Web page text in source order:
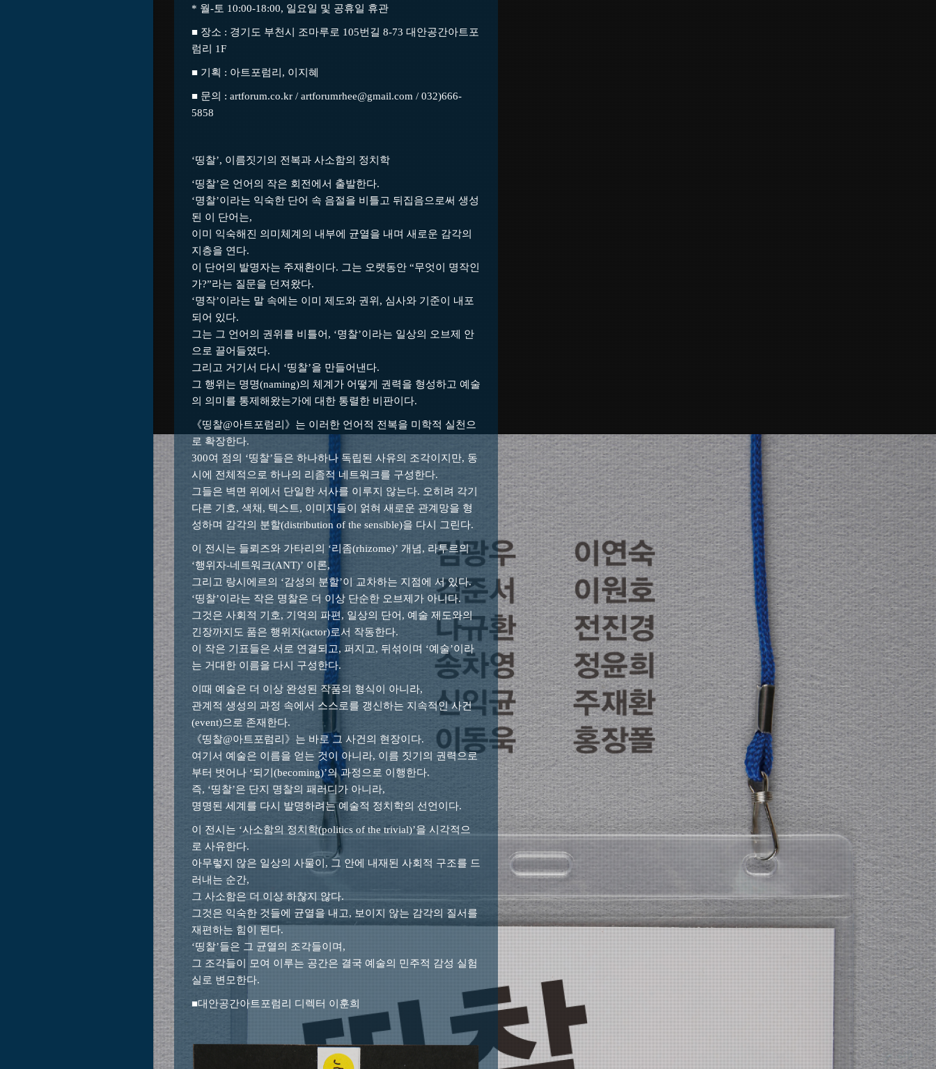
* 월-토 10:00-18:00, 일요일 및 공휴일 휴관
■ 장소 : 경기도 부천시 조마루로 105번길 8-73 대안공간아트포
럼리 1F
■ 기획 : 아트포럼리, 이지혜
■ 문의 : artforum.co.kr / artforumrhee@gmail.com / 032)666-
5858
‘띵찰’, 이름짓기의 전복과 사소함의 정치학
‘띵찰’은 언어의 작은 회전에서 출발한다.
‘명찰’이라는 익숙한 단어 속 음절을 비틀고 뒤집음으로써 생성
된 이 단어는,
이미 익숙해진 의미체계의 내부에 균열을 내며 새로운 감각의
지층을 연다.
이 단어의 발명자는 주재환이다. 그는 오랫동안 “무엇이 명작인
가?”라는 질문을 던져왔다.
‘명작’이라는 말 속에는 이미 제도와 권위, 심사와 기준이 내포
되어 있다.
그는 그 언어의 권위를 비틀어, ‘명찰’이라는 일상의 오브제 안
으로 끌어들였다.
그리고 거기서 다시 ‘띵찰’을 만들어낸다.
그 행위는 명명(naming)의 체계가 어떻게 권력을 형성하고 예술
의 의미를 통제해왔는가에 대한 통렬한 비판이다.
《띵찰@아트포럼리》는 이러한 언어적 전복을 미학적 실천으
로 확장한다.
300여 점의 ‘띵찰’들은 하나하나 독립된 사유의 조각이지만, 동
시에 전체적으로 하나의 리좀적 네트워크를 구성한다.
그들은 벽면 위에서 단일한 서사를 이루지 않는다. 오히려 각기
다른 기호, 색채, 텍스트, 이미지들이 얽혀 새로운 관계망을 형
성하며 감각의 분할(distribution of the sensible)을 다시 그린다.
이 전시는 들뢰즈와 가타리의 ‘리좀(rhizome)’ 개념, 라투르의
‘행위자-네트워크(ANT)’ 이론,
그리고 랑시에르의 ‘감성의 분할’이 교차하는 지점에 서 있다.
‘띵찰’이라는 작은 명찰은 더 이상 단순한 오브제가 아니다.
그것은 사회적 기호, 기억의 파편, 일상의 단어, 예술 제도와의
긴장까지도 품은 행위자(actor)로서 작동한다.
이 작은 기표들은 서로 연결되고, 퍼지고, 뒤섞이며 ‘예술’이라
는 거대한 이름을 다시 구성한다.
이때 예술은 더 이상 완성된 작품의 형식이 아니라,
관계적 생성의 과정 속에서 스스로를 갱신하는 지속적인 사건
(event)으로 존재한다.
《띵찰@아트포럼리》는 바로 그 사건의 현장이다.
여기서 예술은 이름을 얻는 것이 아니라, 이름 짓기의 권력으로
부터 벗어나 ‘되기(becoming)’의 과정으로 이행한다.
즉, ‘띵찰’은 단지 명찰의 패러디가 아니라,
명명된 세계를 다시 발명하려는예술적 정치학의 선언이다.
이 전시는 ‘사소함의 정치학(politics of the trivial)’을 시각적으
로 사유한다.
아무렇지 않은 일상의 사물이, 그 안에 내재된 사회적 구조를 드
러내는 순간,
그 사소함은 더 이상 하찮지 않다.
그것은 익숙한 것들에 균열을 내고, 보이지 않는 감각의 질서를
재편하는 힘이 된다.
‘띵찰’들은 그 균열의 조각들이며,
그 조각들이 모여 이루는 공간은 결국예술의 민주적 감성 실험
실로 변모한다.
■대안공간아트포럼리 디렉터 이훈희